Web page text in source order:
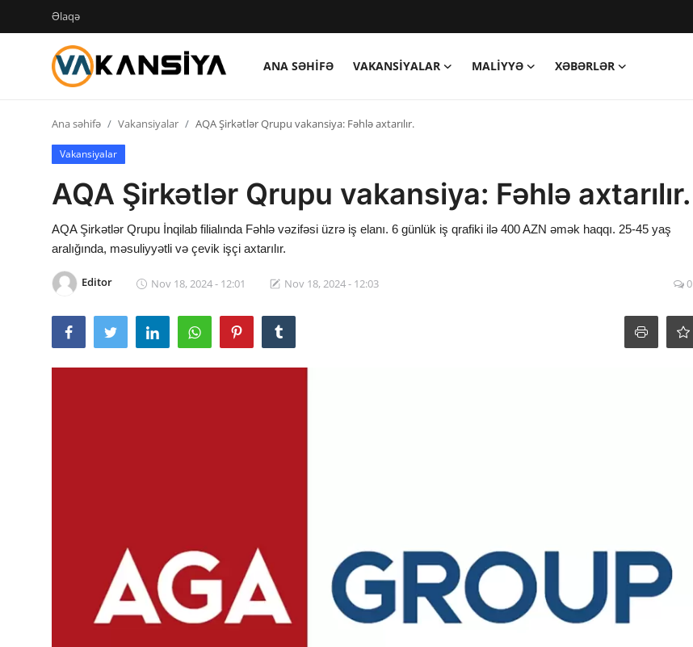
Əlaqə
ANA SƏHIFƏ VAKANSIYALAR MALIYYƏ
XƏBƏRLƏR
Login
Maliyyə
Xəbərlər
AZ
Ana səhifə Vakansiyalar AQA Şirkətlər Qrupu vakansiya: Fəhlə axtarılır.
Vakansiyalar
AQA Şirkətlər Qrupu vakansiya: Fəhlə axtarılır.
AQA Şirkətlər Qrupu İnqilab filialında Fəhlə vəzifəsi üzrə iş elanı. 6 günlük iş qrafiki ilə 400 AZN əmək haqqı. 25-45 yaş
aralığında, məsuliyyətli və çevik işçi axtarılır.
Editor Nov 18, 2024 - 12:01 Nov 18, 2024 - 12:03 0